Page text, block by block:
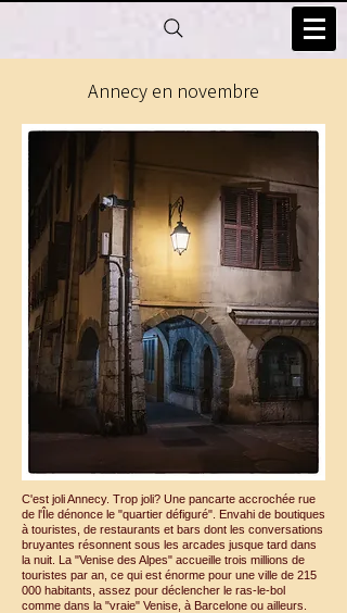
Annecy en novembre
C'est joli Annecy. Trop joli? Une pancarte accrochée rue
de l'Île dénonce le "quartier défiguré". Envahi de boutiques
à touristes, de restaurants et bars dont les conversations
bruyantes résonnent sous les arcades jusque tard dans
la nuit. La "Venise des Alpes" accueille trois millions de
touristes par an, ce qui est énorme pour une ville de 215
000 habitants, assez pour déclencher le ras-le-bol
comme dans la "vraie" Venise, à Barcelone ou ailleurs.